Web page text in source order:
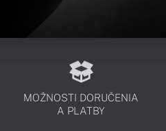
MOŽNOSTI DORUČENIA
A PLATBY